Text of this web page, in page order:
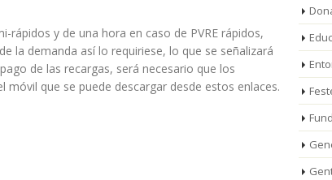
rápidos y de una hora en caso de PVRE rápidos,
la demanda así lo requiriese, lo que se señalizará
de las recargas, será necesario que los
móvil que se puede descargar desde estos enlaces.